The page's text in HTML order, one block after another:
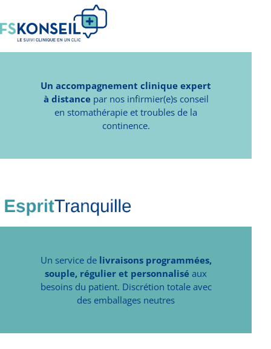
Un accompagnement clinique expert
à distancepar nos infirmier(e)s conseil
en stomathérapie et troubles de la
continence.
Un service de livraisons programmées,
souple, régulier et personnalisé aux
besoins du patient. Discrétion totale avec
des emballages neutres